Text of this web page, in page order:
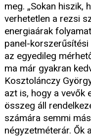
meg. „Sokan hiszik,
verhetetlen a rezsi
energiaárak
panel-
az egyedileg
ma már gyakran
Kosztolánczy
azt is, hogy a vevők
összeg áll
számára semmi
négyzetméterár. Ők